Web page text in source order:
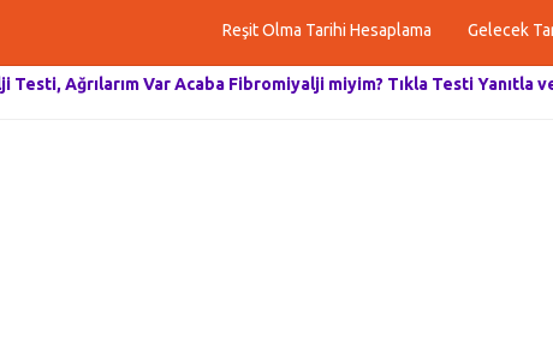
Reşit Olma Tarihi Hesaplama Gelecek
Testi, Ağrılarım Var Acaba Fibromiyalji miyim? Tıkla Testi Yanıtla